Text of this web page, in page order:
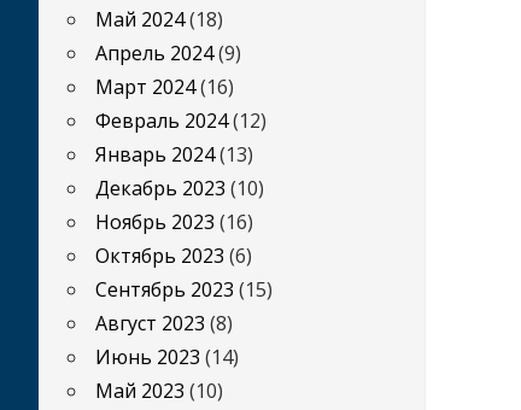
Май 2024(18)
Апрель 2024(9)
Март 2024(16)
Февраль 2024(12)
Январь 2024(13)
Декабрь 2023 (10)
Ноябрь 2023 (16)
Октябрь 2023 (6)
Сентябрь 2023 (15)
Август 2023 (8)
Июнь 2023 (14)
Май 2023 (10)